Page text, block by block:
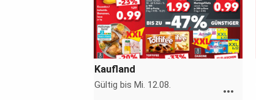
Kaufland
Gültig bis Mi. 12.08. more_horiz